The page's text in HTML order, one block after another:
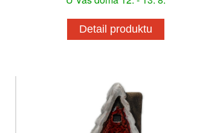
Detail produktu